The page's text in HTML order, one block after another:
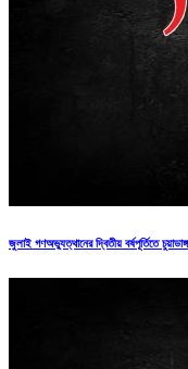
জুলাই গণঅভ্যুত্থানের দ্বিতীয় বর্ষপূর্তিতে